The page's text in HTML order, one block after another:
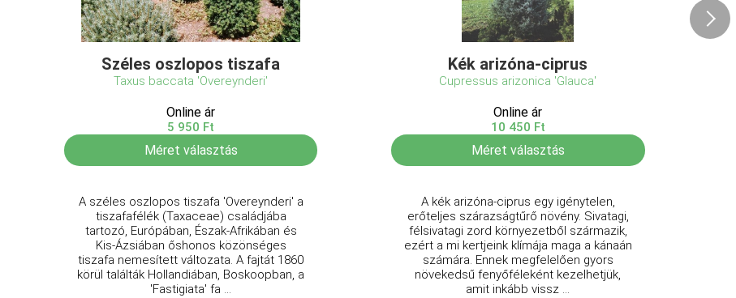
Széles oszlopos tiszafa
Taxus baccata 'Overeynderi'
Online ár
5 950 Ft
Méret választás
A széles oszlopos tiszafa 'Overeynderi' a
tiszafafélék (Taxaceae) családjába
tartozó, Európában, Észak-Afrikában és
Kis-Ázsiában őshonos közönséges
tiszafa nemesített változata. A fajtát 1860
körül találták Hollandiában, Boskoopban, a
'Fastigiata' fa ...
Kék arizóna-ciprus
Cupressus arizonica 'Glauca'
Online ár
10 450 Ft
Méret választás
A kék arizóna-ciprus egy igénytelen,
erőteljes szárazságtűrő növény. Sivatagi,
félsivatagi zord környezetből származik,
ezért a mi kertjeink klímája maga a kánaán
számára. Ennek megfelelően gyors
növekedsű fenyőféleként kezelhetjük,
amit inkább vissz ...